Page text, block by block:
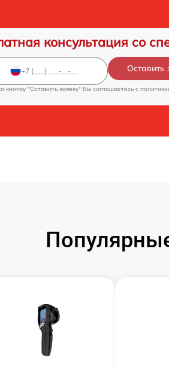
консультация со
Оставить
кнопку "Оставить заявку" Вы соглашаетесь c